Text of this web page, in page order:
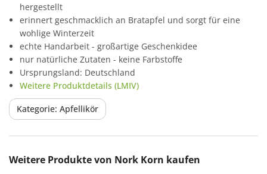
hergestellt
erinnert geschmacklich an Bratapfel und sorgt für eine
wohlige Winterzeit
echte Handarbeit - großartige Geschenkidee
nur natürliche Zutaten - keine Farbstoffe
Ursprungsland: Deutschland
Weitere Produktdetails (LMIV)
Kategorie: Apfellikör
Produktgalerie überspringen
Weitere Produkte von Nork Korn kaufen